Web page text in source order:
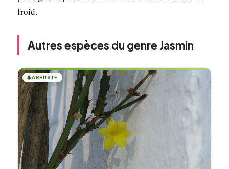
froid.
Autres espèces du genre Jasmin
🌲ARBUSTE